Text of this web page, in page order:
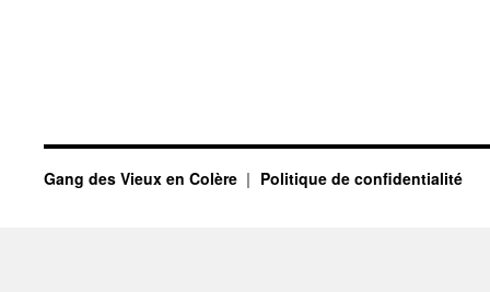
Gang des Vieux en Colère Politique de confidentialité